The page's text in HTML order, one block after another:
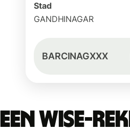
Stad
GANDHINAGAR
BARCINAGXXX
Een Wise-